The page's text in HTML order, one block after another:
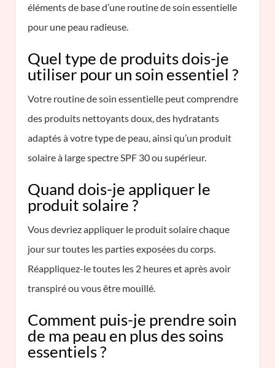
éléments de base d’une routine de soin essentielle
pour une peau radieuse.
Quel type de produits dois-je
utiliser pour un soin essentiel ?
Votre routine de soin essentielle peut comprendre
des produits nettoyants doux, des hydratants
adaptés à votre type de peau, ainsi qu’un produit
solaire à large spectre SPF 30 ou supérieur.
Quand dois-je appliquer le
produit solaire ?
Vous devriez appliquer le produit solaire chaque
jour sur toutes les parties exposées du corps.
Réappliquez-le toutes les 2 heures et après avoir
transpiré ou vous être mouillé.
Comment puis-je prendre soin
de ma peau en plus des soins
essentiels ?